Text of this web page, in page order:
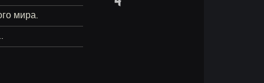
мира.